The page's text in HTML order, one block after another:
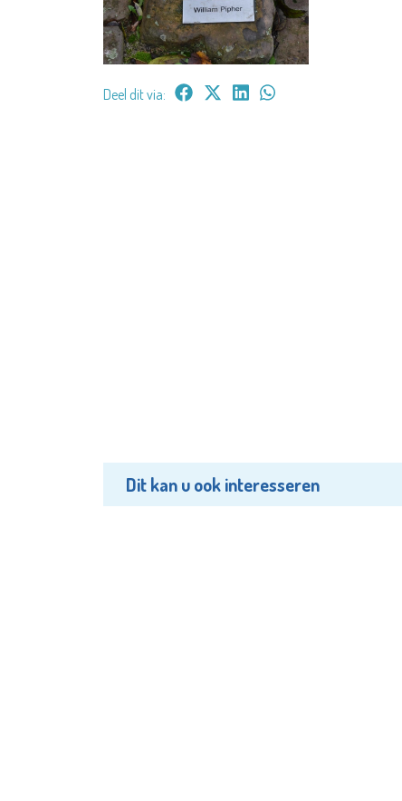
Deel dit via:
Dit kan u ook interesseren